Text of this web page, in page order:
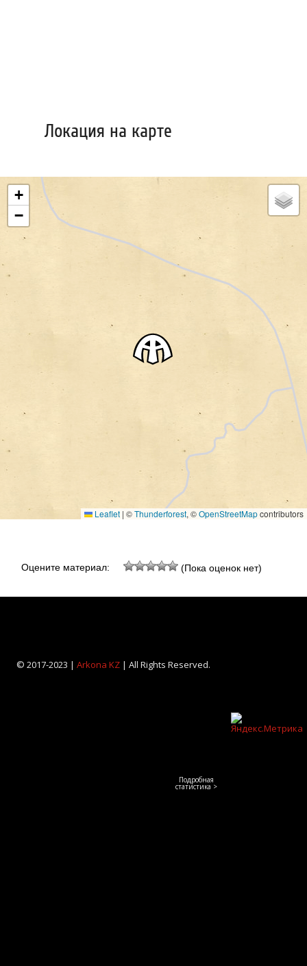
Локация на карте
+
−
Leaflet | ©Thunderforest, ©OpenStreetMapcontributors
Оцените материал: (Пока оценок нет)
© 2017-2023 | Arkona KZ| All Rights Reserved.
Подробная
статистика >